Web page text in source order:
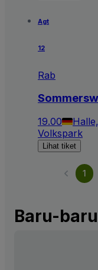
Agt
12
Rab
19.00
Volkspark
Lihat tiket
1
Baru-